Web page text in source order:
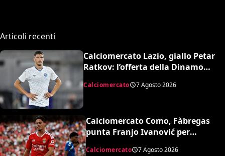
Articoli recenti
Calciomercato Lazio, giallo Petar
Ratkov: l’offerta della Dinamo
Calciomercato 7 Agosto 2026
Calciomercato Como, Fàbregas
punta Franjo Ivanović per
l’attacco: il punto sulla trattativa
Calciomercato 7 Agosto 2026